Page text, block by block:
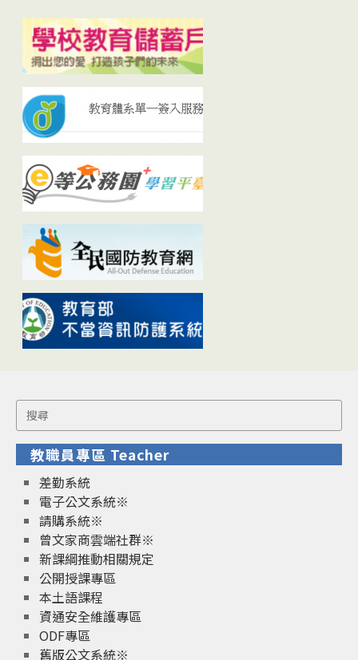
Search
for:
教職員專區 Teacher
差勤系統
電子公文系統※
請購系統※
曾文家商雲端社群※
新課綱推動相關規定
公開授課專區
本土語課程
資通安全維護專區
ODF專區
舊版公文系統※